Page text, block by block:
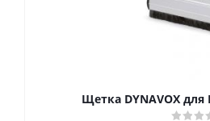
Щетка DYNAVOX для